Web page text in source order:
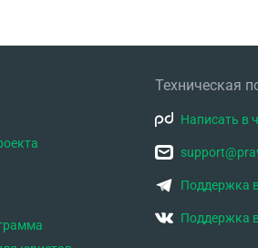
Техническая
Написать в
Поддержка
Поддержка